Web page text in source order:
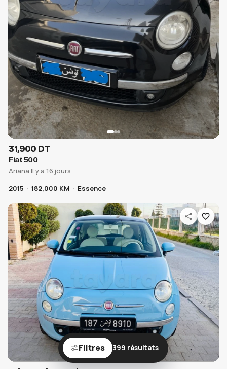
31,900 DT
Fiat 500
Ariana·Il y a 16 jours
2015
182,000 KM Essence
Filtres 399 résultats